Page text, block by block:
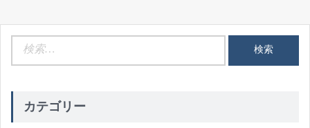
カテゴリー